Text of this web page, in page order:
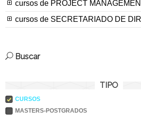
cursos de PROJECT
cursos de SECRETARIADO DE
Buscar
TIPO
CURSOS
MASTERS-POSTGRADOS